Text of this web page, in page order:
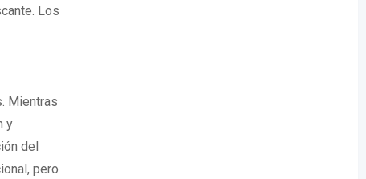
Los
Mientras
y
del
pero